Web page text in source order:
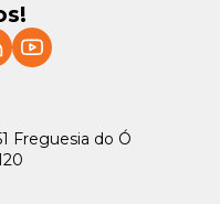
Freguesia do Ó